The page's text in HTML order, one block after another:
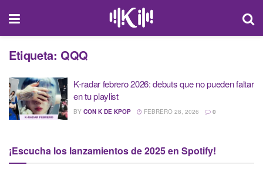
Etiqueta: QQQ
K-radar febrero 2026: debuts que no pueden faltar
en tu playlist
BY CON K DE KPOP FEBRERO 28, 2026 0
¡Escucha los lanzamientos de 2025 en Spotify!